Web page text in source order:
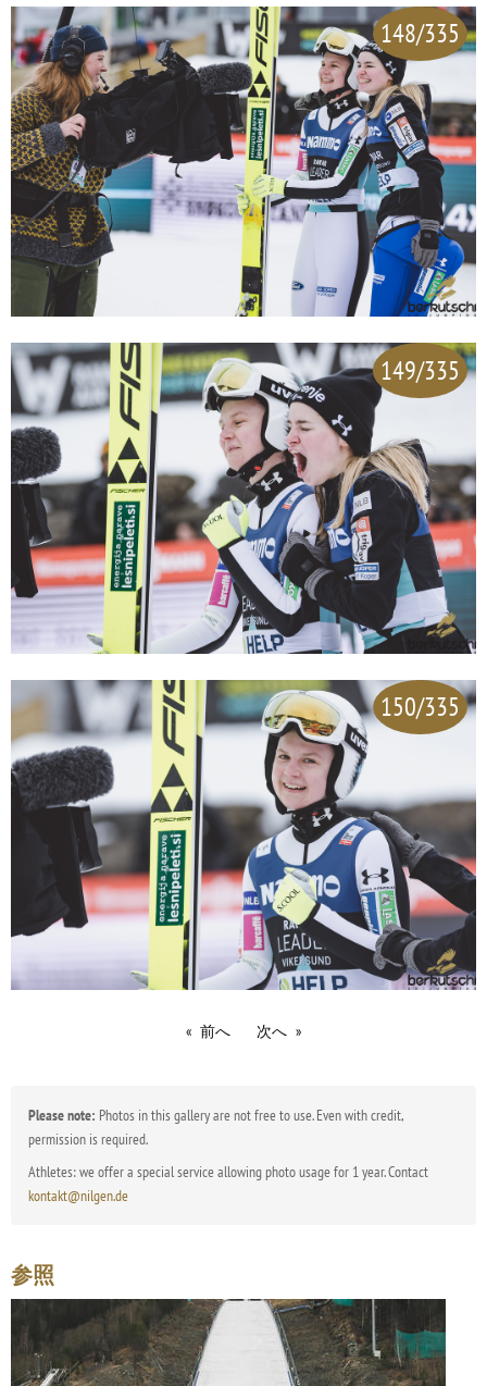
148/335
149/335
150/335
前へ 次へ
Please note: Photos in this gallery are not free to use. Even with credit,
permission is required.
Athletes: we offer a special service allowing photo usage for 1 year. Contact
kontakt@nilgen.de
参照